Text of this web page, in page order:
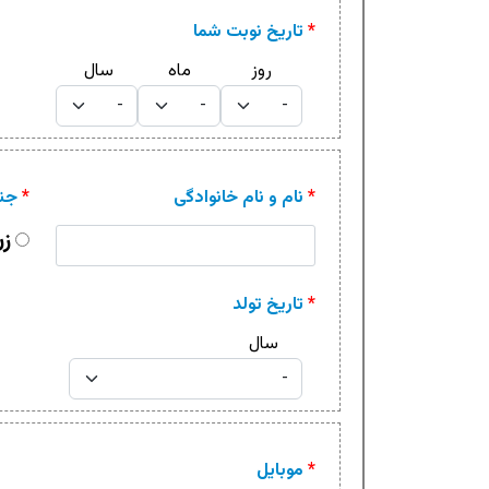
* تاریخ نوبت شما
روز
ماه سال
* نام و نام خانوادگی *
* تاریخ تولد
سال
* موبایل